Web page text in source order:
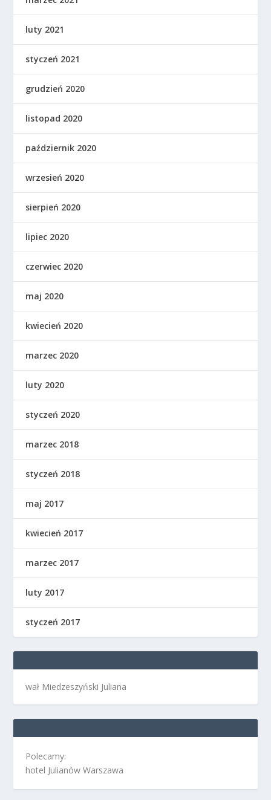
luty 2021
styczeń 2021
grudzień 2020
listopad 2020
październik 2020
wrzesień 2020
sierpień 2020
lipiec 2020
czerwiec 2020
maj 2020
kwiecień 2020
marzec 2020
luty 2020
styczeń 2020
marzec 2018
styczeń 2018
maj 2017
kwiecień 2017
marzec 2017
luty 2017
styczeń 2017
wał Miedzeszyński Juliana
Polecamy:
hotel Julianów Warszawa